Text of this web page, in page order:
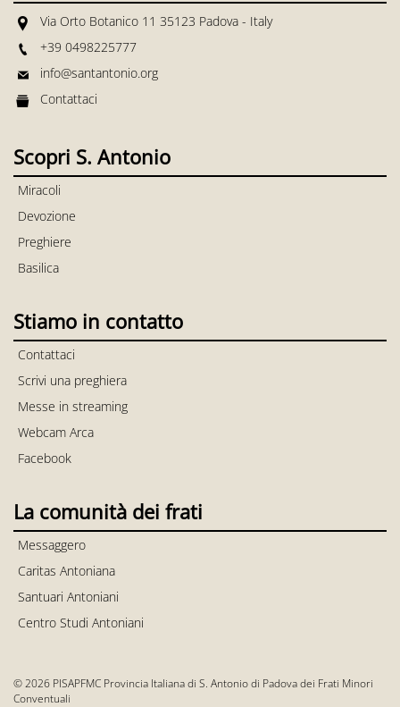
Via Orto Botanico 11 35123 Padova - Italy
+39 0498225777
info@santantonio.org
Contattaci
Scopri S. Antonio
Miracoli
Devozione
Preghiere
Basilica
Stiamo in contatto
Contattaci
Scrivi una preghiera
Messe in streaming
Webcam Arca
Facebook
La comunità dei frati
Messaggero
Caritas Antoniana
Santuari Antoniani
Centro Studi Antoniani
© 2026 PISAPFMC Provincia Italiana di S. Antonio di Padova dei Frati Minori
Conventuali